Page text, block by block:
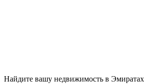
Найдите вашу недвижимость в Эмиратах